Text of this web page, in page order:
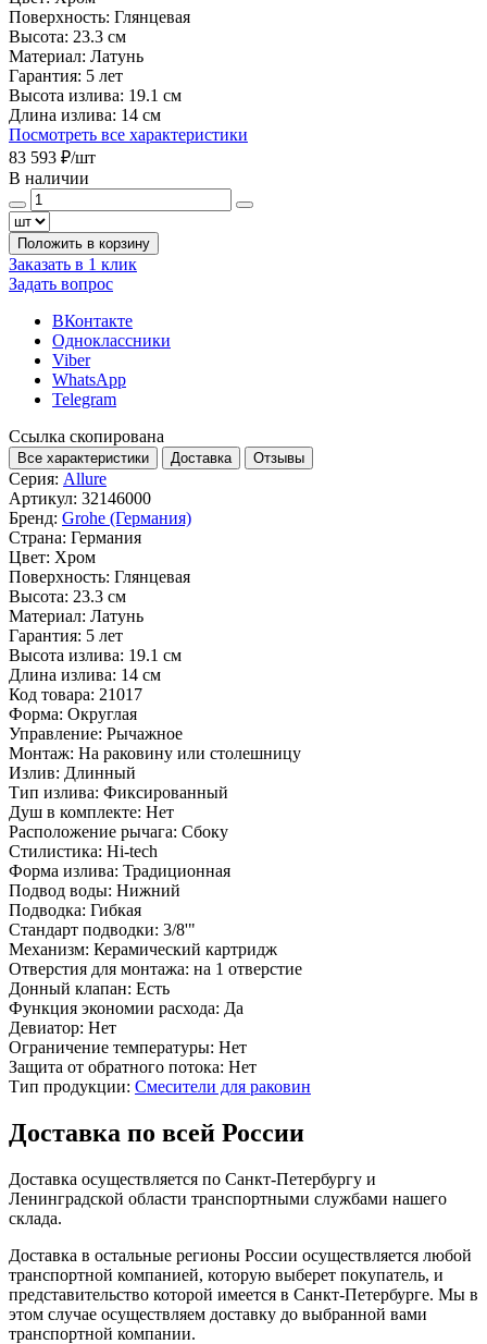
Поверхность: Глянцевая
Высота: 23.3 см
Материал: Латунь
Гарантия: 5 лет
Высота излива: 19.1 см
Длина излива: 14 см
Посмотреть все характеристики
83 593 ₽/шт
В наличии
Положить в корзину
Заказать в 1 клик
Задать вопрос
ВКонтакте
Одноклассники
Viber
WhatsApp
Telegram
Ссылка скопирована
Все характеристики Доставка Отзывы
Серия: Allure
Артикул: 32146000
Бренд: Grohe (Германия)
Страна: Германия
Цвет: Хром
Поверхность: Глянцевая
Высота: 23.3 см
Материал: Латунь
Гарантия: 5 лет
Высота излива: 19.1 см
Длина излива: 14 см
Код товара: 21017
Форма: Округлая
Управление: Рычажное
Монтаж: На раковину или столешницу
Излив: Длинный
Тип излива: Фиксированный
Душ в комплекте: Нет
Расположение рычага: Сбоку
Стилистика: Hi-tech
Форма излива: Традиционная
Подвод воды: Нижний
Подводка: Гибкая
Стандарт подводки: 3/8'"
Механизм: Керамический картридж
Отверстия для монтажа: на 1 отверстие
Донный клапан: Есть
Функция экономии расхода: Да
Девиатор: Нет
Ограничение температуры: Нет
Защита от обратного потока: Нет
Тип продукции: Смесители для раковин
Доставка по всей России
Доставка осуществляется по Санкт-Петербургу и
Ленинградской области транспортными службами нашего
склада.
Доставка в остальные регионы России осуществляется любой
транспортной компанией, которую выберет покупатель, и
представительство которой имеется в Санкт-Петербурге. Мы в
этом случае осуществляем доставку до выбранной вами
транспортной компании.